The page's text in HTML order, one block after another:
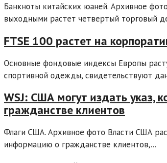
Банкноты китайских юаней. Архивное
выходными растет четвертый торговый
FTSE 100 растет на
Основные фондовые индексы Европы
спортивной одежды, свидетельствуют
WSJ: США могут издать указ,
гражданстве клиентов
Флаги США. Архивное фото Власти США
информацию о гражданстве клиентов,...